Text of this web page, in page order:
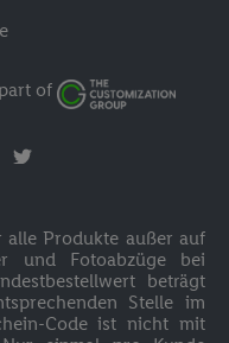
of
Produkte außer auf
und Fotoabzüge bei
beträgt
Stelle im
Code ist nicht mit